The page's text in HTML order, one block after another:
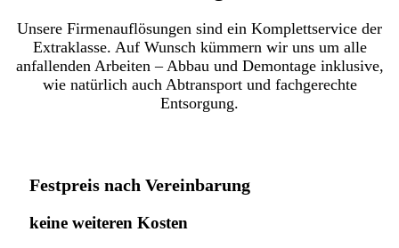
Unsere Firmenauflösungen sind ein Komplettservice der
Extraklasse. Auf Wunsch kümmern wir uns um alle
anfallenden Arbeiten – Abbau und Demontage inklusive,
wie natürlich auch Abtransport und fachgerechte
Entsorgung.
Festpreis nach Vereinbarung
keine weiteren Kosten